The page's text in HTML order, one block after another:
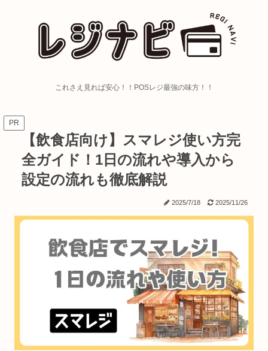
これさえ見れば安心！！POSレジ最強の味方！！
PR
【飲食店向け】スマレジ使い方完
全ガイド！1日の流れや導入から
設定の流れも徹底解説
2025/7/18 2025/11/26